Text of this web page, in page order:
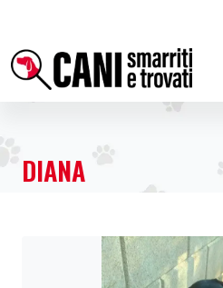
NAVIGAZIONE PRINCIPALE
DIANA